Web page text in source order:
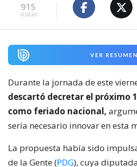
915
visitas
VER RESUMEN
Durante la jornada de este
descartó decretar el próximo
como feriado nacional,
sería necesario innovar en esta
La propuesta había sido
de la Gente (PDG), cuya